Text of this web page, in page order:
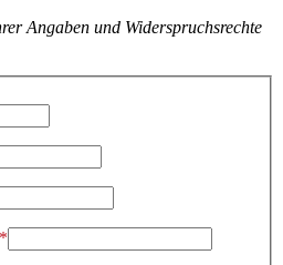
Angaben und Widerspruchsrechte